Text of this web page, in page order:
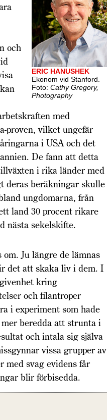
ERIC HANUSHEK
Ekonom vid Stanford.
Foto: Cathy Gregory,
Photography
och
med
proven, vilket ungefär
i USA och det
De fann att detta
i rika länder med
deras beräkningar skulle
ungdomarna, från
land 30 procent rikare
nästa sekelskifte.
Ju längre de lämnas
det att skaka liv i dem. I
kring
och filantroper
i experiment som hade
beredda att strunta i
och intala sig själva
vissa grupper av
med svag evidens får
blir förbisedda.